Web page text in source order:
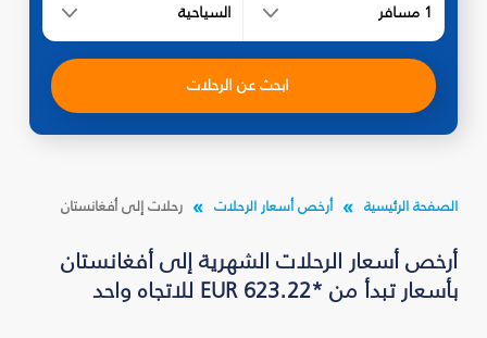
1 مسافر السياحية
ابحث عن الرحلات
الصفحة الرئيسية أرخص أسعار الرحلات رحلات إلى أفغانستان
أرخص أسعار الرحلات الشهرية إلى أفغانستان
بأسعار تبدأ من *EUR 623.22 للاتجاه واحد